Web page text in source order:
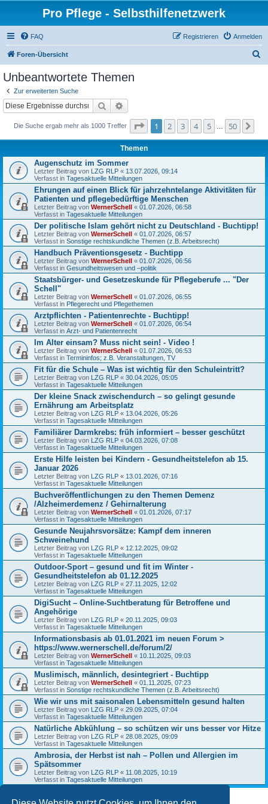
Pro Pflege - Selbsthilfenetzwerk
FAQ Anmelden
Registrieren
Foren-Übersicht
Unbeantwortete Themen
Zur erweiterten Suche
Suche
Die Suche ergab mehr als 1000 Treffer Seite von
1 2 3 4 5 50
Themen
Augenschutz im Sommer
Letzter Beitrag von LZG RLP « 13.07.2026, 09:14
Verfasst in Tagesaktuelle Mitteilungen
Ehrungen auf einen Blick für jahrzehntelange Aktivitäten für
Patienten und pflegebedürftige Menschen
Letzter Beitrag von WernerSchell « 01.07.2026, 06:58
Verfasst in Tagesaktuelle Mitteilungen
Der politische Islam gehört nicht zu Deutschland - Buchtipp!
Letzter Beitrag von WernerSchell « 01.07.2026, 06:57
Verfasst in Sonstige rechtskundliche Themen (z.B. Arbeitsrecht)
Handbuch Präventionsgesetz - Buchtipp
Letzter Beitrag von WernerSchell « 01.07.2026, 06:56
Verfasst in Gesundheitswesen und –politik
Staatsbürger- und Gesetzeskunde für Pflegeberufe ... "Der
Schell"
Letzter Beitrag von WernerSchell « 01.07.2026, 06:55
Verfasst in Pflegerecht und Pflegethemen
Arztpflichten - Patientenrechte - Buchtipp!
Letzter Beitrag von WernerSchell « 01.07.2026, 06:54
Verfasst in Arzt- und Patientenrecht
Im Alter einsam? Muss nicht sein! - Video !
Letzter Beitrag von WernerSchell « 01.07.2026, 06:53
Verfasst in Termininfos; z.B. Veranstaltungen, TV
Fit für die Schule – Was ist wichtig für den Schuleintritt?
Letzter Beitrag von LZG RLP « 30.04.2026, 05:05
Verfasst in Tagesaktuelle Mitteilungen
Der kleine Snack zwischendurch – so gelingt gesunde
Ernährung am Arbeitsplatz
Letzter Beitrag von LZG RLP « 13.04.2026, 05:26
Verfasst in Tagesaktuelle Mitteilungen
Familiärer Darmkrebs: früh informiert – besser geschützt
Letzter Beitrag von LZG RLP « 04.03.2026, 07:08
Verfasst in Tagesaktuelle Mitteilungen
Erste Hilfe leisten bei Kindern - Gesundheitstelefon ab 15.
Januar 2026
Letzter Beitrag von LZG RLP « 13.01.2026, 07:16
Verfasst in Tagesaktuelle Mitteilungen
Buchveröffentlichungen zu den Themen Demenz
/Alzheimerdemenz / Gehirnalterung
Letzter Beitrag von WernerSchell « 01.01.2026, 07:17
Verfasst in Tagesaktuelle Mitteilungen
Gesunde Neujahrsvorsätze: Kampf dem inneren
Schweinehund
Letzter Beitrag von LZG RLP « 12.12.2025, 09:02
Verfasst in Tagesaktuelle Mitteilungen
Outdoor-Sport – gesund und fit im Winter -
Gesundheitstelefon ab 01.12.2025
Letzter Beitrag von LZG RLP « 27.11.2025, 12:02
Verfasst in Tagesaktuelle Mitteilungen
DigiSucht – Online-Suchtberatung für Betroffene und
Angehörige
Letzter Beitrag von LZG RLP « 20.11.2025, 09:03
Verfasst in Tagesaktuelle Mitteilungen
Informationsbasis ab 01.01.2021 im neuen Forum >
https://www.wernerschell.de/forum/2/
Letzter Beitrag von WernerSchell « 10.11.2025, 09:03
Verfasst in Tagesaktuelle Mitteilungen
Muslimisch, männlich, desintegriert - Buchtipp
Letzter Beitrag von WernerSchell « 01.11.2025, 07:23
Verfasst in Sonstige rechtskundliche Themen (z.B. Arbeitsrecht)
Wie wir uns mit saisonalen Lebensmitteln gesund halten
Letzter Beitrag von LZG RLP « 29.09.2025, 07:04
Verfasst in Tagesaktuelle Mitteilungen
Natürliche Abkühlung – so schützen wir uns besser vor Hitze
Letzter Beitrag von LZG RLP « 28.08.2025, 09:09
Verfasst in Tagesaktuelle Mitteilungen
Ambrosia, der Herbst ist nah – Pollen und Allergien im
Spätsommer
Letzter Beitrag von LZG RLP « 11.08.2025, 10:19
Verfasst in Tagesaktuelle Mitteilungen